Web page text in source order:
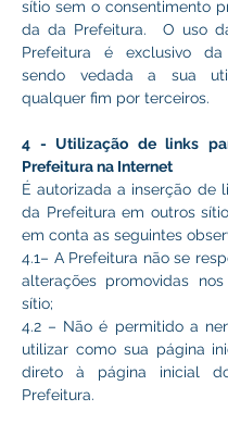
sítio sem o consentimento
da da Prefeitura.  O uso
Prefeitura é exclusivo da
sendo vedada a sua
qualquer fim por terceiros.
4 - Utilização de links
Prefeitura na Internet
É autorizada a inserção de
da Prefeitura em outros
em conta as seguintes
4.1– A Prefeitura não se
alterações promovidas
sítio;
4.2 – Não é permitido a
utilizar como sua página
direto à página inicial
Prefeitura.